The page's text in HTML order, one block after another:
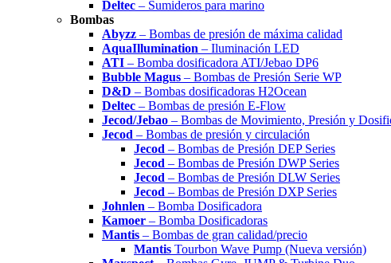
Deltec – Sumideros para marino
Bombas
Abyzz – Bombas de presión de máxima calidad
AquaIllumination – Iluminación LED
ATI – Bomba dosificadora ATI/Jebao DP6
Bubble Magus – Bombas de Presión Serie WP
D&D – Bombas dosificadoras H2Ocean
Deltec – Bombas de presión E-Flow
Jecod/Jebao – Bombas de Movimiento, Presión y
Jecod – Bombas de presión y circulación
Jecod – Bombas de Presión DEP Series
Jecod – Bombas de Presión DWP Series
Jecod – Bombas de Presión DLW Series
Jecod – Bombas de Presión DXP Series
Johnlen – Bomba Dosificadora
Kamoer – Bomba Dosificadoras
Mantis – Bombas de gran calidad/precio
Mantis Tourbon Wave Pump (Nueva versión)